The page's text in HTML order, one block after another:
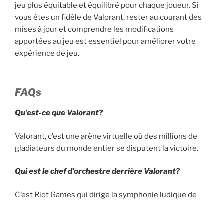
jeu plus équitable et équilibré pour chaque joueur. Si
vous êtes un fidèle de Valorant, rester au courant des
mises à jour et comprendre les modifications
apportées au jeu est essentiel pour améliorer votre
expérience de jeu.
FAQs
Qu’est-ce que Valorant?
Valorant, c’est une arène virtuelle où des millions de
gladiateurs du monde entier se disputent la victoire.
Qui est le chef d’orchestre derrière Valorant?
C’est Riot Games qui dirige la symphonie ludique de